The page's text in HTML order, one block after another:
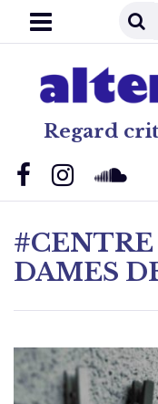
Regard
#CENTRE
DAMES